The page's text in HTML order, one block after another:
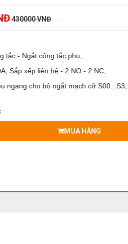
430000 VNĐ
tắc - Ngắt công tắc phụ;
Sắp xếp liên hệ - 2 NO - 2 NC;
ngang cho bộ ngắt mạch cỡ
MUA HÀNG